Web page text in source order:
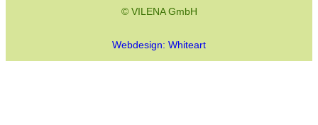
© VILENA GmbH
Webdesign: Whiteart